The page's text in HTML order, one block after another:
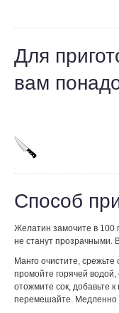
Для
вам
Способ
Желатин замочите в 100
не станут прозрачными.
Манго очистите, срежьте
промойте горячей водой,
отожмите сок, добавьте
перемешайте. Медленно